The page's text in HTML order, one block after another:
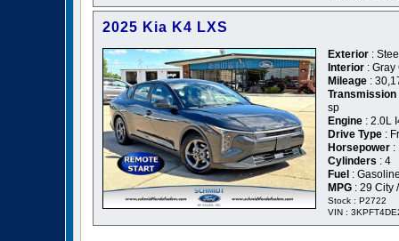
2025 Kia K4 LXS
Exterior :
Interior : Gray
Mileage :
Transmission
sp
Engine : 2.0L
Drive Type :
Horsepower :
Cylinders : 4
Fuel :
MPG : 29 City
Stock : P2722
VIN :